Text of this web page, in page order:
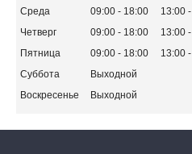
Среда
09:00 18:00 13:00
Четверг
09:00 18:00 13:00
Пятница
09:00 18:00 13:00
Суббота
Выходной
Воскресенье
Выходной